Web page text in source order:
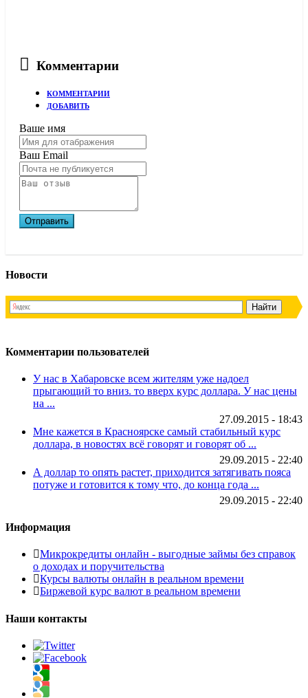
Комментарии
КОММЕНТАРИИ
ДОБАВИТЬ
Ваше имя
Ваш Email
Новости
Комментарии пользователей
У нас в Хабаровске всем жителям уже надоел
прыгающий то вниз. то вверх курс доллара. У нас цены
на ...
27.09.2015 - 18:43
Мне кажется в Красноярске самый стабильный курс
доллара, в новостях всё говорят и говорят об ...
29.09.2015 - 22:40
А доллар то опять растет, приходится затягивать пояса
потуже и готовится к тому что, до конца года ...
29.09.2015 - 22:40
Информация
Микрокредиты онлайн - выгодные займы без справок
о доходах и поручительства
Курсы валюты онлайн в реальном времени
Биржевой курс валют в реальном времени
Наши контакты